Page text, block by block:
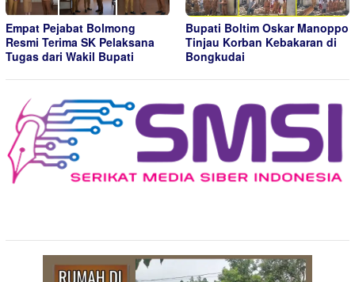
Empat Pejabat Bolmong
Resmi Terima SK Pelaksana
Tugas dari Wakil Bupati
Bupati Boltim Oskar Manoppo
Tinjau Korban Kebakaran di
Bongkudai